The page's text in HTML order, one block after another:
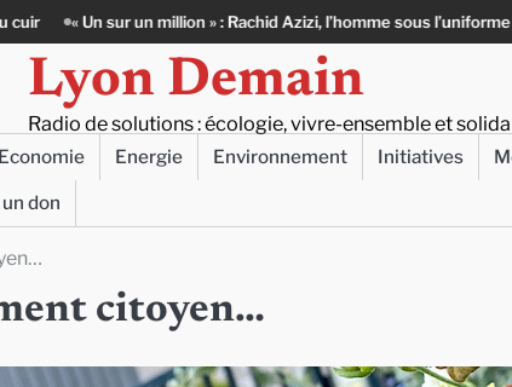
: Rachid Azizi, l’homme sous l’uniforme de police Infox, IA et
Lyon Demain
Radio de solutions : écologie, vivre-ensemble et
Economie Energie Environnement Initiatives
don
citoyen…